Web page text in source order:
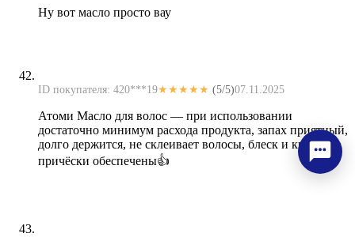
Ну вот масло просто вау
ID покупателя: 420***19★★★★★ (5/5)07.11.2025
Атоми Масло для волос — при использовании
достаточно минимум расхода продукта, запах приятный,
долго держится, не склеивает волосы, блеск и красота
причёски обеспечены👍